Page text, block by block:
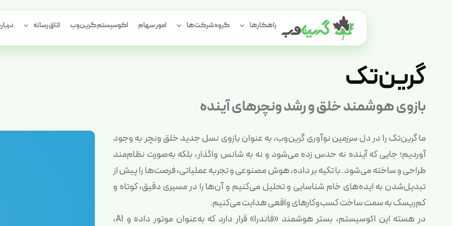
راهکارها گروه شرکت‌ها امور سهام اکوسیستم گرین‌وب اتاق رسانه
گرین‌تک
بازوی هوشمند خلق و رشد ونچرهای آینده
ما گرین‌تک را در دل سرزمین نوآوری گرین‌وب، به‌ عنوان بازوی نسل جدید خلق ونچر به وجود
آوردیم؛ جایی که آینده نه حدس زده می‌شود و نه به شانس واگذار، بلکه به‌صورت نظام‌مند
طراحی و ساخته می‌شود. با تکیه بر داده، هوش مصنوعی و تجربه عملیاتی، فرصت‌ها را پیش از
تبدیل‌شدن به ایده‌های خام شناسایی و تحلیل می‌کنیم و آن‌ها را در مسیری دقیق، کوتاه و
کم‌ریسک به سمت ساخت کسب‌وکارهای واقعی هدایت می‌کنیم.
در هسته این اکوسیستم، بستر هوشمند «فاندرا» قرار دارد که به‌عنوان موتور داده و AI،